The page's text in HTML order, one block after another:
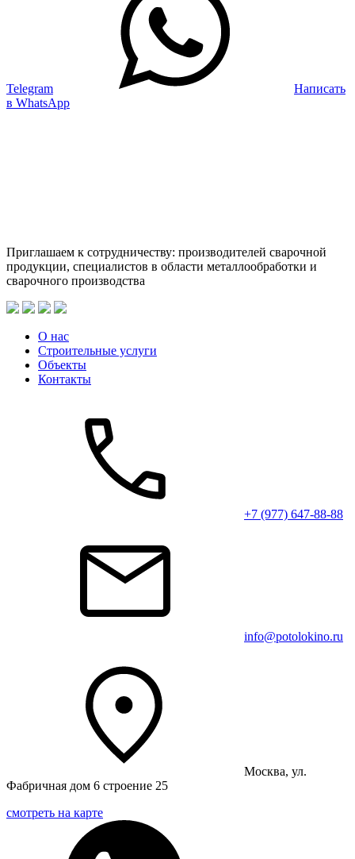
Telegram
Написать
в WhatsApp
Приглашаем к сотрудничеству: производителей сварочной
продукции, специалистов в области металлообработки и
сварочного производства
О нас
Строительные услуги
Объекты
Контакты
+7 (977) 647-88-88
info@potolokino.ru
Москва, ул.
Фабричная дом 6 строение 25
смотреть на карте